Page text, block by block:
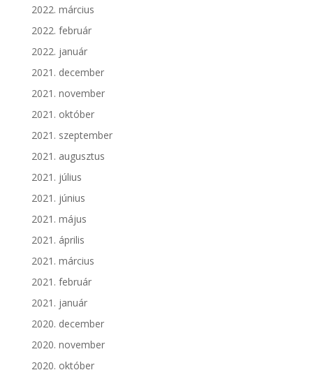
2022. március
2022. február
2022. január
2021. december
2021. november
2021. október
2021. szeptember
2021. augusztus
2021. július
2021. június
2021. május
2021. április
2021. március
2021. február
2021. január
2020. december
2020. november
2020. október